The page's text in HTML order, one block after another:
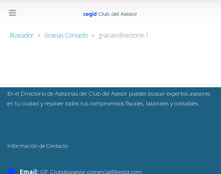
Buscador » Gracias Contacto » gracias-directorio-1
En el Directorio de Asesorías del Club del Asesor puedes buscar expertos asesores
en tu ciudad y resolver todos tus compromisos fiscales, laborales y contables.
Información de Contacto
Email: GP_Clubdelasesor-comercial@cegid.com